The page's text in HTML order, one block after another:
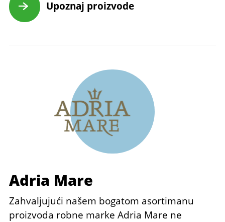
Upoznaj proizvode
Adria Mare
Zahvaljujući našem bogatom asortimanu
proizvoda robne marke Adria Mare ne